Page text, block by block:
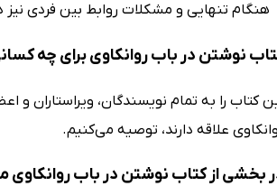
هنگام تنهایی و مشکلات روابط بین فردی نیز
نوشتن در باب روانکاوی برای چه
کتاب را به تمام نویسندگان، ویراستاران
علاقه دارند، توصیه می‌کنیم.
بخشی از کتاب نوشتن در باب روانکاوی